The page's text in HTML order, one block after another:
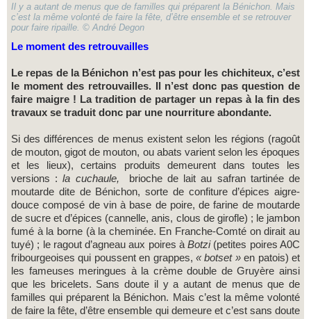
Il y a autant de menus que de familles qui préparent la Bénichon. Mais
c’est la même volonté de faire la fête, d’être ensemble et se retrouver
pour faire ripaille. © André Degon
Le moment des retrouvailles
Le repas de la Bénichon n’est pas pour les chichiteux, c’est
le moment des retrouvailles. Il n’est donc pas question de
faire maigre ! La tradition de partager un repas à la fin des
travaux se traduit donc par une nourriture abondante.
Si des différences de menus existent selon les régions (ragoût
de mouton, gigot de mouton, ou abats varient selon les époques
et les lieux), certains produits demeurent dans toutes les
versions :la cuchaule, brioche de lait au safran tartinée de
moutarde dite de Bénichon, sorte de confiture d’épices aigre-
douce composé de vin à base de poire, de farine de moutarde
de sucre et d’épices (cannelle, anis, clous de girofle) ; le jambon
fumé à la borne (à la cheminée. En Franche-Comté on dirait au
tuyé) ; le ragout d’agneau aux poires àBotzi (petites poires A0C
fribourgeoises qui poussent en grappes, « botset »en patois) et
les fameuses meringues à la crème double de Gruyère ainsi
que les bricelets. Sans doute il y a autant de menus que de
familles qui préparent la Bénichon. Mais c’est la même volonté
de faire la fête, d’être ensemble qui demeure et c’est sans doute